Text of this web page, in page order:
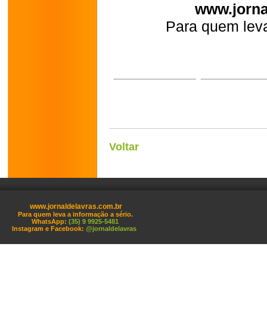
Para quem
Voltar
www.jornaldelavras.com.br
Para quem leva a informação a sério.
WhatsApp: (35) 9 9925-5481
Instagram e Facebook: @jornaldelavras